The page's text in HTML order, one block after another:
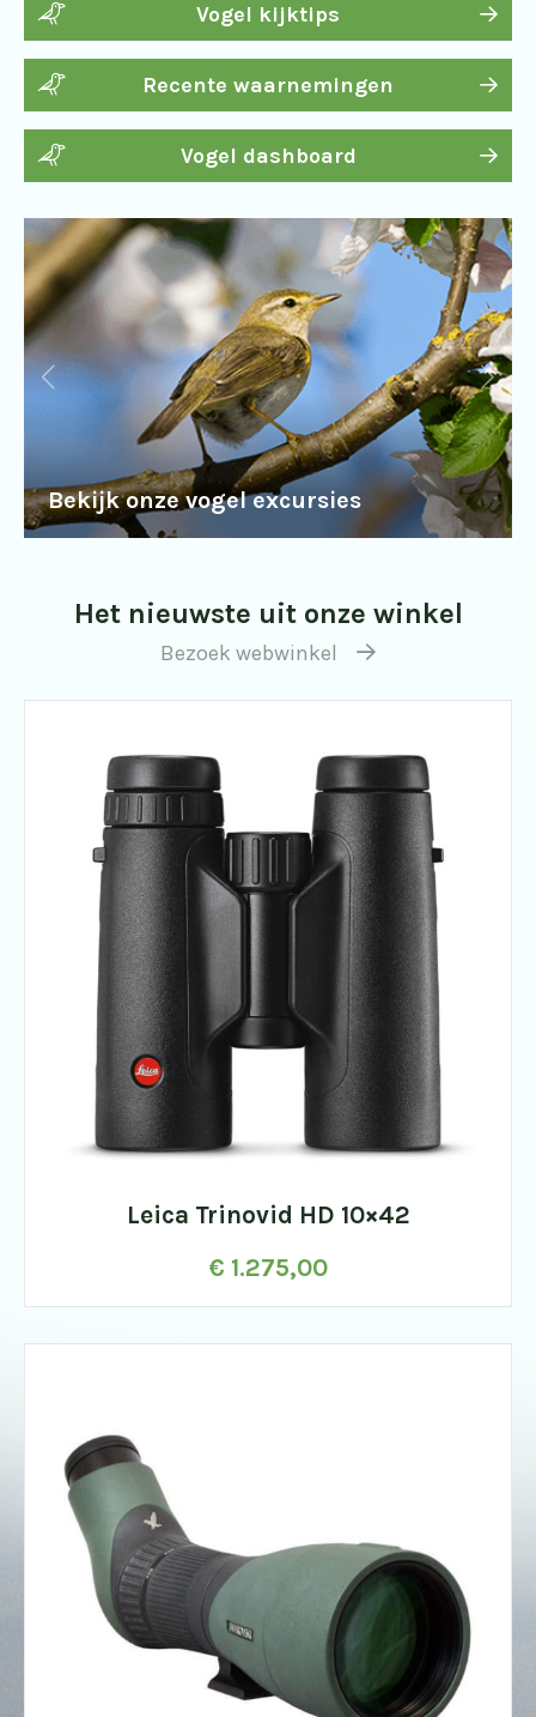
Vogel kijktips
Recente waarnemingen
Vogel dashboard
Bekijk onze vogel excursies
Het nieuwste uit onze winkel
Bezoek webwinkel
Leica Trinovid HD 10×42
€ 1.275,00